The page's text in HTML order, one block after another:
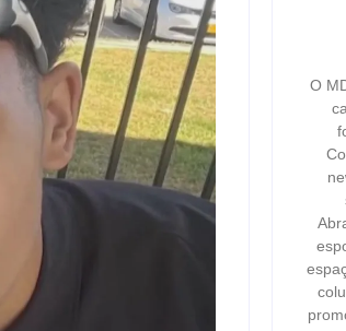
O